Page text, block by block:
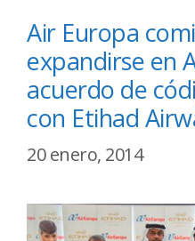
Air Europa
expandirse en
acuerdo de
con Etihad
20 enero, 2014